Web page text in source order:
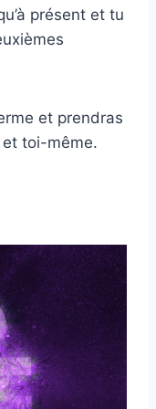
présent et tu
et prendras
toi-même.